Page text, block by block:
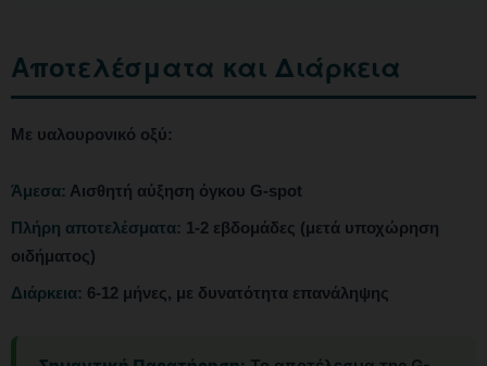
Αποτελέσματα και Διάρκεια
Με υαλουρονικό οξύ:
Άμεσα: Αισθητή αύξηση όγκου G-spot
Πλήρη αποτελέσματα: 1-2 εβδομάδες (μετά υποχώρηση
οιδήματος)
Διάρκεια: 6-12 μήνες, με δυνατότητα επανάληψης